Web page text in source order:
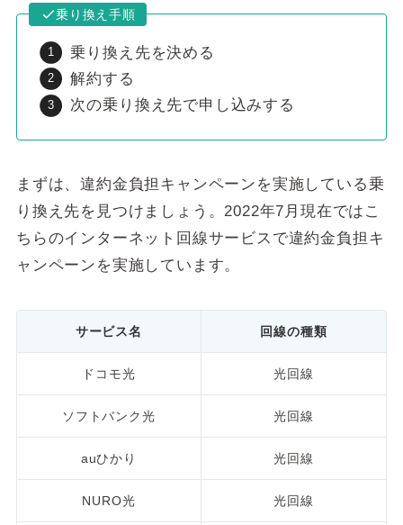
乗り換え手順
乗り換え先を決める
解約する
次の乗り換え先で申し込みする
まずは、違約金負担キャンペーンを実施している乗
り換え先を見つけましょう。2022年7月現在ではこ
ちらのインターネット回線サービスで違約金負担キ
ャンペーンを実施しています。
サービス名 回線の種類
ドコモ光 光回線
ソフトバンク光 光回線
auひかり 光回線
NURO光 光回線